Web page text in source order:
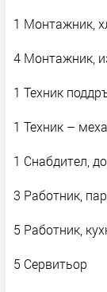
1 Монтажник,
4 Монтажник,
1 Техник
1 Техник –
1 Снабдител,
3 Работник,
5 Работник,
5 Сервитьор